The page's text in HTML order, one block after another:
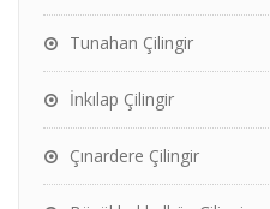
Tunahan Çilingir
İnkılap Çilingir
Çınardere Çilingir